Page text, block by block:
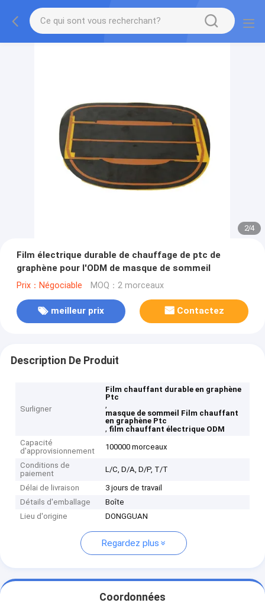
2/4
Film électrique durable de chauffage de ptc de
graphène pour l'ODM de masque de sommeil
Prix：Négociable MOQ：2 morceaux
meilleur prix Contactez
Description De Produit
Surligner
Film chauffant durable en graphène
Ptc
,
masque de sommeil Film chauffant
en graphène Ptc
, film chauffant électrique ODM
Capacité
d'approvisionnement
100000 morceaux
Conditions de
paiement
L/C, D/A, D/P, T/T
Délai de livraison
3 jours de travail
Détails d'emballage
Boîte
Lieu d'origine
DONGGUAN
Regardez plus
Coordonnées